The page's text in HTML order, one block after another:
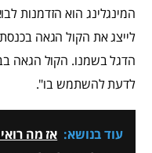
המינגלינג הוא הזדמנות
לייצג את הקול הגאה
הדגל בשמנו. הקול הגאה
לדעת להשתמש בו".
עוד בנושא: אז מה